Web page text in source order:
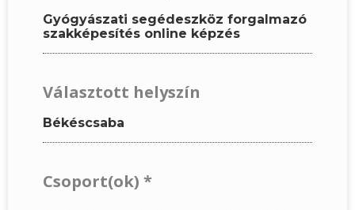
Gyógyászati segédeszköz forgalmazó
szakképesítés online képzés
Választott helyszín
Békéscsaba
Csoport(ok) *